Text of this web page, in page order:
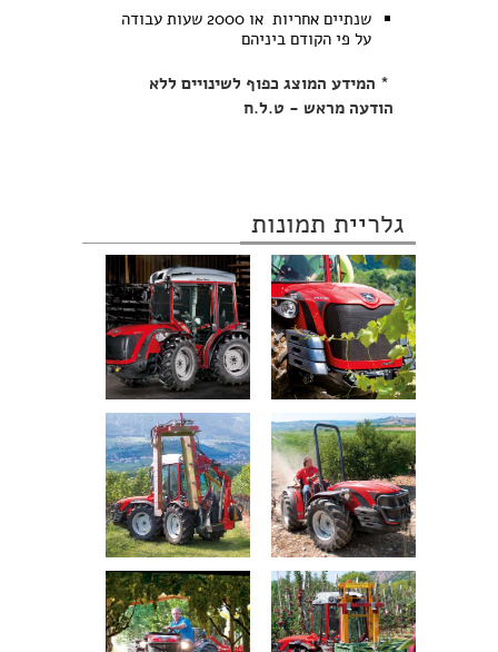
שנתיים אחריות או 2000 שעות עבודה
על פי הקודם ביניהם
* המידע המוצג כפוף לשינויים ללא
הודעה מראש - ט.ל.ח
גלריית תמונות